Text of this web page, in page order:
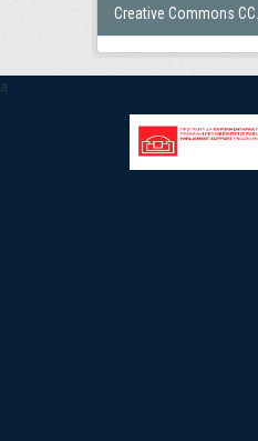
Creative Commons CC...
a